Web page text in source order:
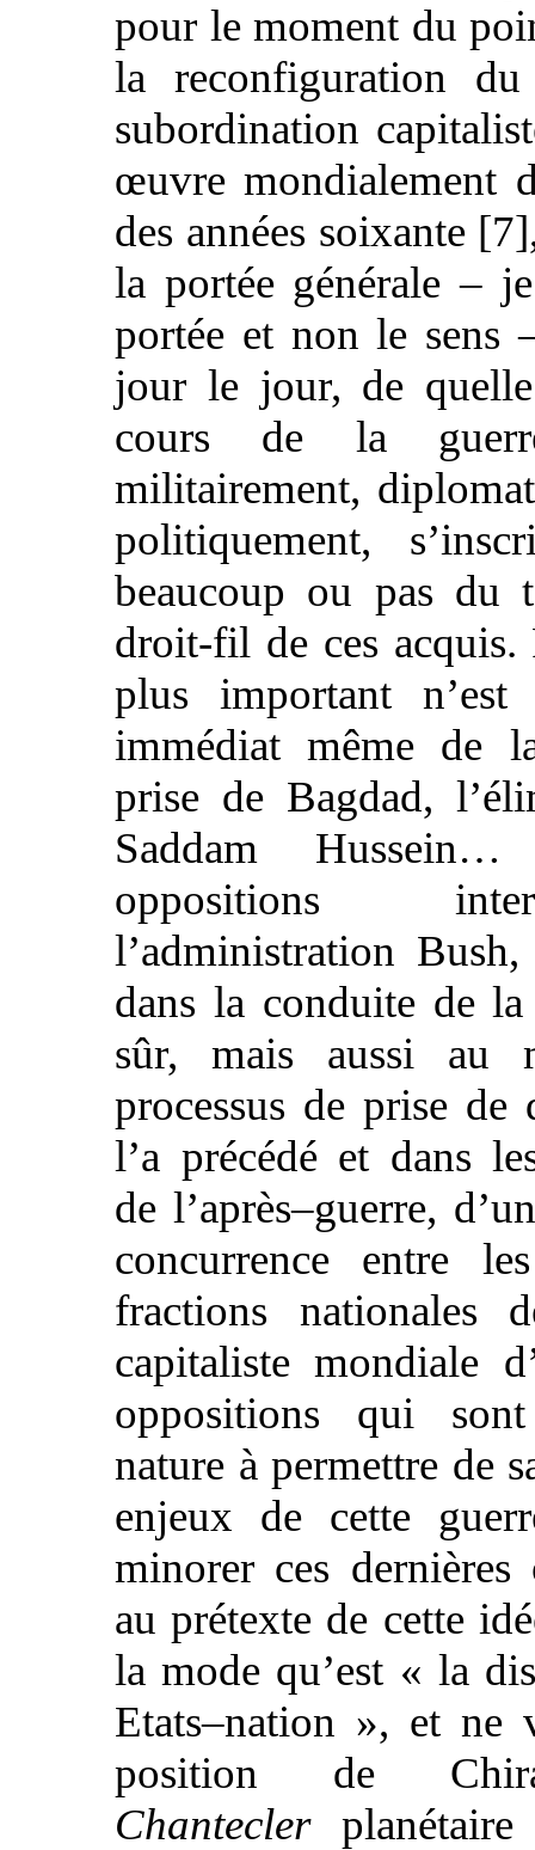
pour le moment du
la reconfiguration
subordination
œuvre mondialement
des années soixante
la portée générale –
portée et non le sens
jour le jour, de
cours de la
militairement,
politiquement,
beaucoup ou pas du
droit-fil de ces acquis.
plus important
immédiat même de
prise de Bagdad,
Saddam
oppositions
l’administration
dans la conduite de
sûr, mais aussi au
processus de prise de
l’a précédé et dans
de l’après–guerre,
concurrence entre
fractions nationales
capitaliste mondiale
oppositions qui
nature à permettre de
enjeux de cette
minorer ces dernières
au prétexte de cette
la mode qu’est « la
Etats–nation », et ne
position de
Chanteclerplanétaire